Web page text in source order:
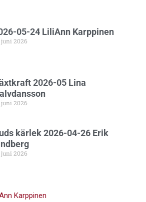
05-24 LiliAnn Karppinen
juni 2026
2026-05 Lina
juni 2026
kärlek 2026-04-26 Erik
juni 2026
Karppinen